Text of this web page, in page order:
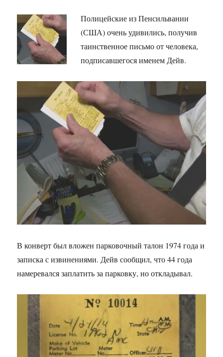
Полицейские из Пенсильвании
(США) очень удивились, получив
таинственное письмо от человека,
подписавшегося именем Дейв.
В конверт был вложен парковочный талон 1974 года и
записка с извинениями. Дейв сообщил, что 44 года
намеревался заплатить за парковку, но откладывал.